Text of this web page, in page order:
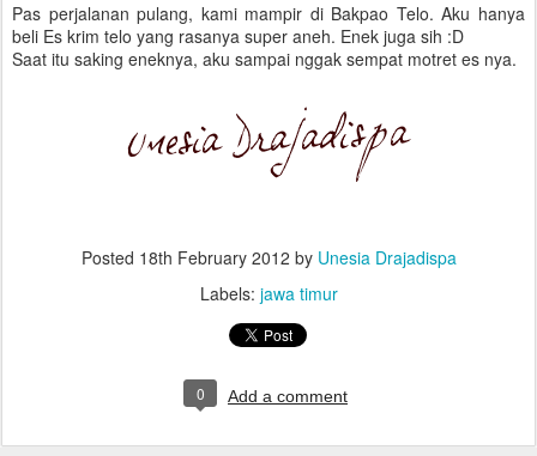
Pas perjalanan pulang, kami mampir di Bakpao Telo. Aku hanya
beli Es krim telo yang rasanya super aneh. Enek juga sih :D
Saat itu saking eneknya, aku sampai nggak sempat motret es nya.
Posted 18th February 2012 by Unesia Drajadispa
Labels: jawa timur
0 Add a comment